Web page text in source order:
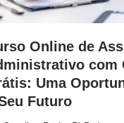
Online de
com
Uma
Futuro